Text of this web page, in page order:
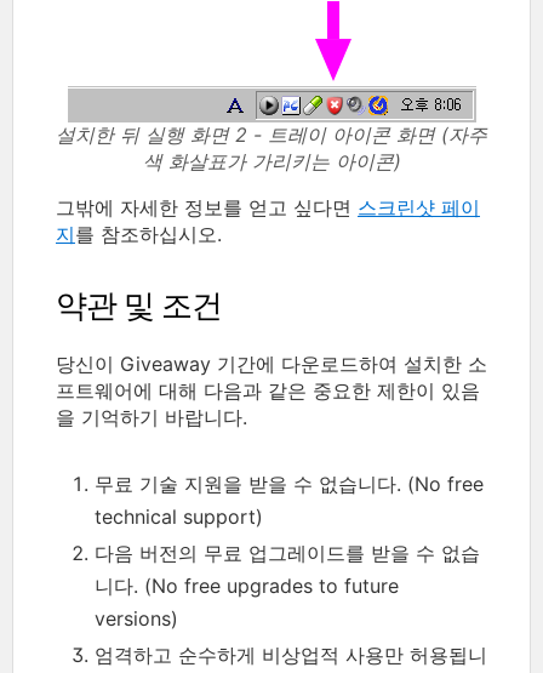
설치한 뒤 실행 화면 2 - 트레이 아이콘 화면 (자주
색 화살표가 가리키는 아이콘)
그밖에 자세한 정보를 얻고 싶다면 스크린샷 페이
지를 참조하십시오.
약관 및 조건
당신이 Giveaway 기간에 다운로드하여 설치한 소
프트웨어에 대해 다음과 같은 중요한 제한이 있음
을 기억하기 바랍니다.
무료 기술 지원을 받을 수 없습니다. (No free
technical support)
다음 버전의 무료 업그레이드를 받을 수 없습
니다. (No free upgrades to future
versions)
엄격하고 순수하게 비상업적 사용만 허용됩니